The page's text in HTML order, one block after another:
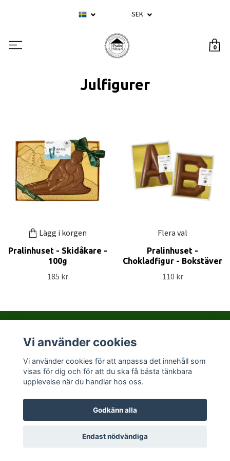
SEK
0
Julfigurer
Lägg i korgen
Pralinhuset - Skidåkare -
100g
185 kr
Flera val
Pralinhuset -
Chokladfigur - Bokstäver
110 kr
Kontakta PralinHuset
Sociala medier
© 2026 Pralinhuset
Vi använder cookies
Vi använder cookies för att anpassa det innehåll som
visas för dig och för att du ska få bästa tänkbara
upplevelse när du handlar hos oss.
Godkänn alla
Endast nödvändiga